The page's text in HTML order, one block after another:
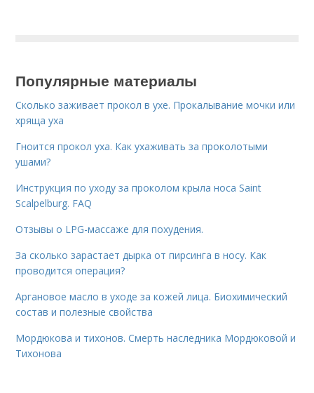
Популярные материалы
Сколько заживает прокол в ухе. Прокалывание мочки или
хряща уха
Гноится прокол уха. Как ухаживать за проколотыми
ушами?
Инструкция по уходу за проколом крыла носа Saint
Scalpelburg. FAQ
Отзывы о LPG-массаже для похудения.
За сколько зарастает дырка от пирсинга в носу. Как
проводится операция?
Аргановое масло в уходе за кожей лица. Биохимический
состав и полезные свойства
Мордюкова и тихонов. Смерть наследника Мордюковой и
Тихонова